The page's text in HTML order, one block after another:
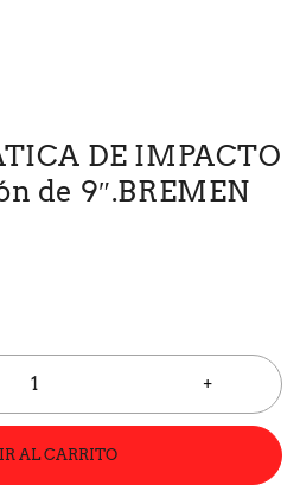
DE IMPACTO
de 9″.BREMEN
AL CARRITO